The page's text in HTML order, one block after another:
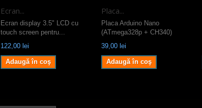
Ecran...
Ecran display 3.5" LCD cu
touch screen pentru...
122,00 lei
Adaugă în coş
Placa...
Placa Arduino Nano
(ATmega328p + CH340)
39,00 lei
Adaugă în coş